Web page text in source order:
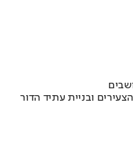
ובניית עתיד הדור